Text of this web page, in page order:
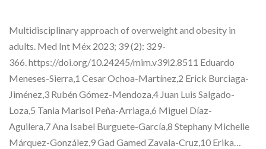
Multidisciplinary approach of overweight and obesity in
adults. Med Int Méx 2023; 39 (2): 329-
366. https://doi.org/10.24245/mim.v39i2.8511 Eduardo
Meneses-Sierra,1 Cesar Ochoa-Martínez,2 Erick Burciaga-
Jiménez,3 Rubén Gómez-Mendoza,4 Juan Luis Salgado-
Loza,5 Tania Marisol Peña-Arriaga,6 Miguel Díaz-
Aguilera,7 Ana Isabel Burguete-García,8 Stephany Michelle
Márquez-González,9 Gad Gamed Zavala-Cruz,10 Erika…